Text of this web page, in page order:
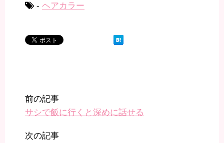
- ヘアカラー
前の記事
サシで飯に行くと深めに話せる
次の記事